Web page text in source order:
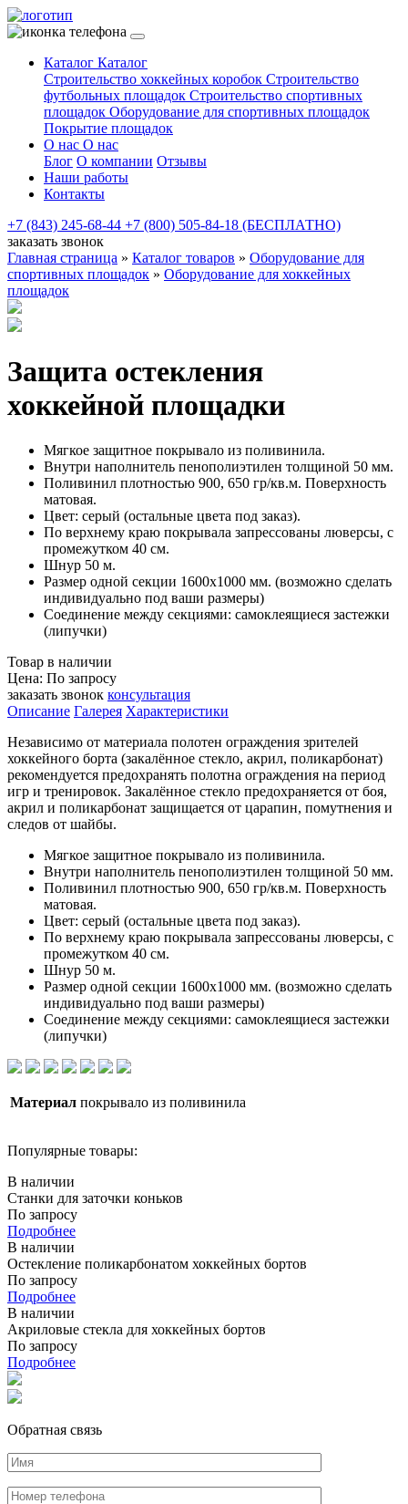
Каталог Каталог
Строительство хоккейных коробок Строительство
футбольных площадок Строительство спортивных
площадок Оборудование для спортивных площадок
Покрытие площадок
О нас О нас
Блог О компании Отзывы
Наши работы
Контакты
+7 (843) 245-68-44 +7 (800) 505-84-18 (БЕСПЛАТНО)
заказать звонок
Главная страница » Каталог товаров » Оборудование для
спортивных площадок » Оборудование для хоккейных
площадок
Защита остекления
хоккейной площадки
Мягкое защитное покрывало из поливинила.
Внутри наполнитель пенополиэтилен толщиной 50 мм.
Поливинил плотностью 900, 650 гр/кв.м. Поверхность
матовая.
Цвет: серый (остальные цвета под заказ).
По верхнему краю покрывала запрессованы люверсы, с
промежутком 40 см.
Шнур 50 м.
Размер одной секции 1600х1000 мм. (возможно сделать
индивидуально под ваши размеры)
Соединение между секциями: самоклеящиеся застежки
(липучки)
Товар в наличии
Цена: По запросу
заказать звонок консультация
Описание Галерея Характеристики
Независимо от материала полотен ограждения зрителей
хоккейного борта (закалённое стекло, акрил, поликарбонат)
рекомендуется предохранять полотна ограждения на период
игр и тренировок. Закалённое стекло предохраняется от боя,
акрил и поликарбонат защищается от царапин, помутнения и
следов от шайбы.
Мягкое защитное покрывало из поливинила.
Внутри наполнитель пенополиэтилен толщиной 50 мм.
Поливинил плотностью 900, 650 гр/кв.м. Поверхность
матовая.
Цвет: серый (остальные цвета под заказ).
По верхнему краю покрывала запрессованы люверсы, с
промежутком 40 см.
Шнур 50 м.
Размер одной секции 1600х1000 мм. (возможно сделать
индивидуально под ваши размеры)
Соединение между секциями: самоклеящиеся застежки
(липучки)
Материал покрывало из поливинила
Популярные товары:
В наличии
Станки для заточки коньков
По запросу
Подробнее
В наличии
Остекление поликарбонатом хоккейных бортов
По запросу
Подробнее
В наличии
Акриловые стекла для хоккейных бортов
По запросу
Подробнее
Обратная связь